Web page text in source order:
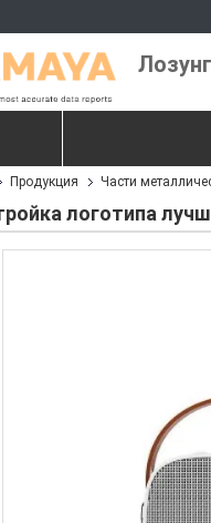
Продукция Части
логотипа